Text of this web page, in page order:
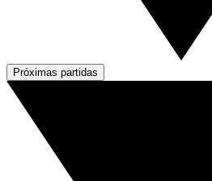
Próximas partidas